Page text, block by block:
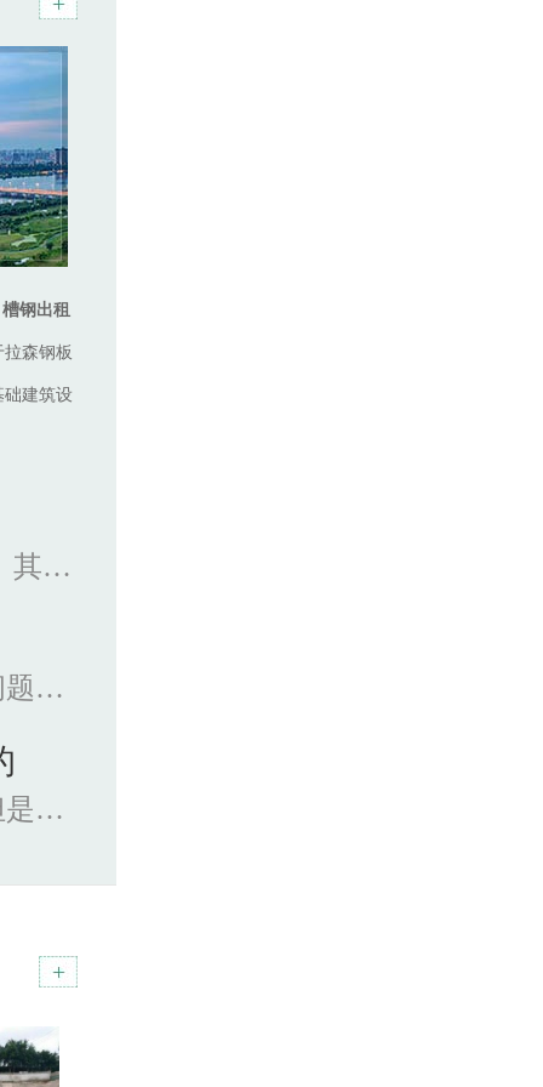
钢出租
森钢板
建筑设
槽钢是截面为凹槽形的长条钢材。其规格以腰高（h...
铺路钢板在进行切割的时候，相关问题也是很关...
钢板在工程的外围使用非常广泛，但是因为这种材...